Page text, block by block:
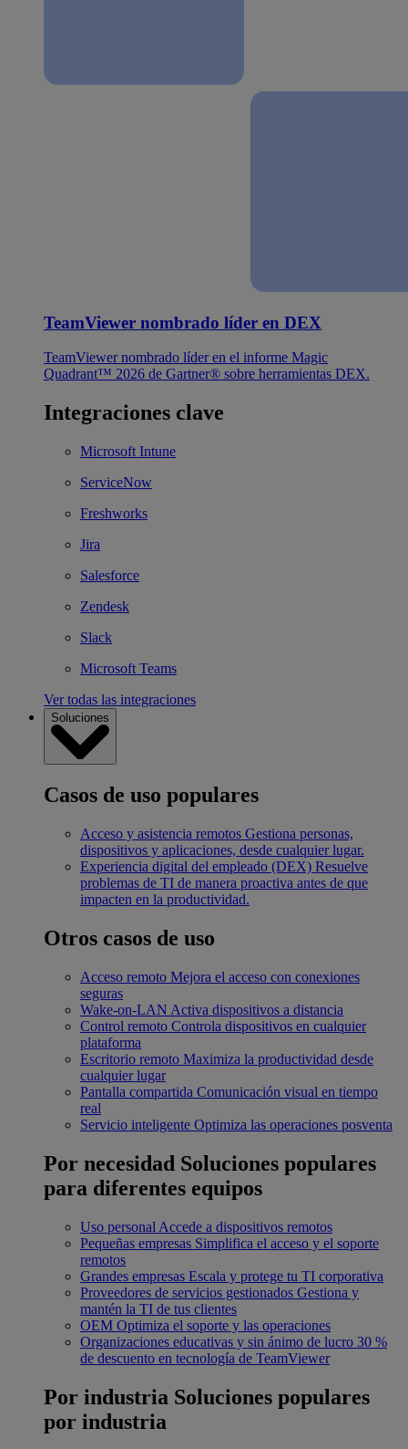
TeamViewer nombrado líder en DEX
TeamViewer nombrado líder en el informe Magic
Quadrant™ 2026 de Gartner® sobre herramientas DEX.
Integraciones clave
Microsoft Intune
ServiceNow
Freshworks
Jira
Salesforce
Zendesk
Slack
Microsoft Teams
Ver todas las integraciones
Soluciones
Casos de uso populares
Acceso y asistencia remotos Gestiona personas,
dispositivos y aplicaciones, desde cualquier lugar.
Experiencia digital del empleado (DEX) Resuelve
problemas de TI de manera proactiva antes de que
impacten en la productividad.
Otros casos de uso
Acceso remoto Mejora el acceso con conexiones
seguras
Wake-on-LAN Activa dispositivos a distancia
Control remoto Controla dispositivos en cualquier
plataforma
Escritorio remoto Maximiza la productividad desde
cualquier lugar
Pantalla compartida Comunicación visual en tiempo
real
Servicio inteligente Optimiza las operaciones posventa
Por necesidad Soluciones populares
para diferentes equipos
Uso personal Accede a dispositivos remotos
Pequeñas empresas Simplifica el acceso y el soporte
remotos
Grandes empresas Escala y protege tu TI corporativa
Proveedores de servicios gestionados Gestiona y
mantén la TI de tus clientes
OEM Optimiza el soporte y las operaciones
Organizaciones educativas y sin ánimo de lucro 30 %
de descuento en tecnología de TeamViewer
Por industria Soluciones populares
por industria